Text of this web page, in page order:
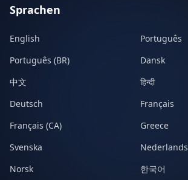
Sprachen
English
Português
Português (BR)
Dansk
中文
हिन्दी
Deutsch
Français
Français (CA)
Greece
Svenska
Nederlands
Norsk
한국어